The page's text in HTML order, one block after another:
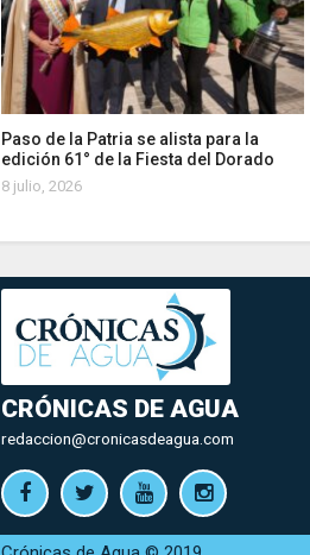
Paso de la Patria se alista para la
edición 61° de la Fiesta del Dorado
8 julio, 2026
CRÓNICAS DE AGUA
redaccion@cronicasdeagua.com